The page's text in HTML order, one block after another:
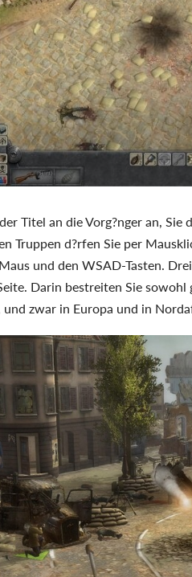
Titel an die Vorg?nger an,
Truppen d?rfen Sie per
und den WSAD-Tasten.
Darin bestreiten Sie
zwar in Europa und in